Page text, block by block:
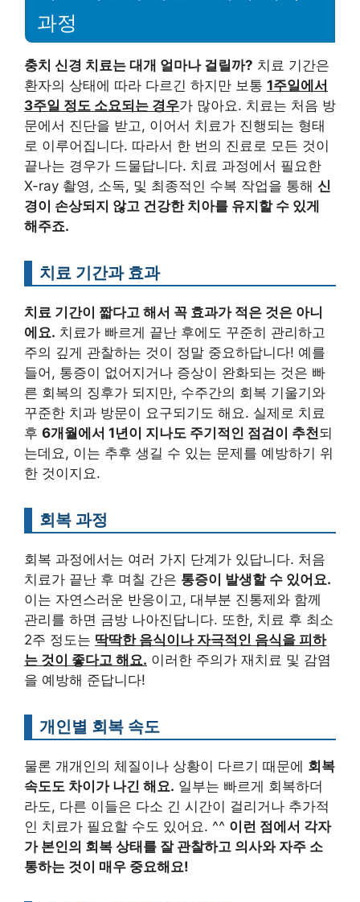
과정
충치 신경 치료는 대개 얼마나 걸릴까? 치료 기간은
환자의 상태에 따라 다르긴 하지만 보통 1주일에서
3주일 정도 소요되는 경우가 많아요. 치료는 처음 방
문에서 진단을 받고, 이어서 치료가 진행되는 형태
로 이루어집니다. 따라서 한 번의 진료로 모든 것이
끝나는 경우가 드물답니다. 치료 과정에서 필요한
X-ray 촬영, 소독, 및 최종적인 수복 작업을 통해 신
경이 손상되지 않고 건강한 치아를 유지할 수 있게
해주죠.
치료 기간과 효과
치료 기간이 짧다고 해서 꼭 효과가 적은 것은 아니
에요. 치료가 빠르게 끝난 후에도 꾸준히 관리하고
주의 깊게 관찰하는 것이 정말 중요하답니다! 예를
들어, 통증이 없어지거나 증상이 완화되는 것은 빠
른 회복의 징후가 되지만, 수주간의 회복 기울기와
꾸준한 치과 방문이 요구되기도 해요. 실제로 치료
후 6개월에서 1년이 지나도 주기적인 점검이 추천되
는데요, 이는 추후 생길 수 있는 문제를 예방하기 위
한 것이지요.
회복 과정
회복 과정에서는 여러 가지 단계가 있답니다. 처음
치료가 끝난 후 며칠 간은 통증이 발생할 수 있어요.
이는 자연스러운 반응이고, 대부분 진통제와 함께
관리를 하면 금방 나아진답니다. 또한, 치료 후 최소
2주 정도는 딱딱한 음식이나 자극적인 음식을 피하
는 것이 좋다고 해요. 이러한 주의가 재치료 및 감염
을 예방해 준답니다!
개인별 회복 속도
물론 개개인의 체질이나 상황이 다르기 때문에 회복
속도도 차이가 나긴 해요. 일부는 빠르게 회복하더
라도, 다른 이들은 다소 긴 시간이 걸리거나 추가적
인 치료가 필요할 수도 있어요. ^^ 이런 점에서 각자
가 본인의 회복 상태를 잘 관찰하고 의사와 자주 소
통하는 것이 매우 중요해요!